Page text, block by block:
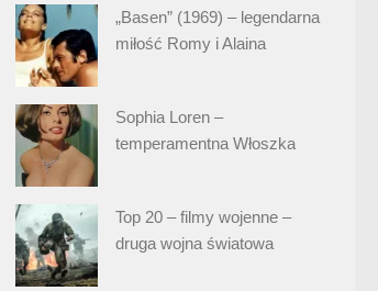
„Basen” (1969) – legendarna
miłość Romy i Alaina
Sophia Loren –
temperamentna Włoszka
Top 20 – filmy wojenne –
druga wojna światowa